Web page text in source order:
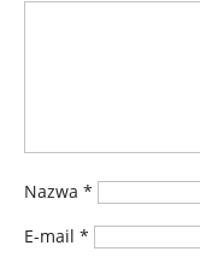
Nazwa *
E-mail *